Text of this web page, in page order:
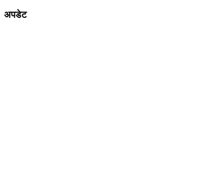
अपडेट